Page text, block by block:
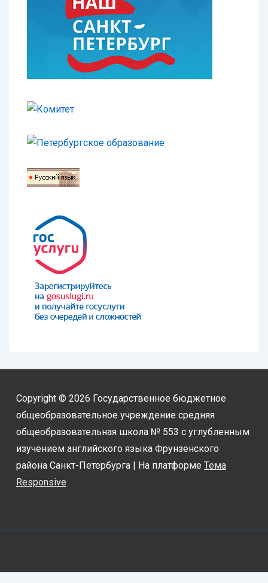
Copyright © 2026 Государственное бюджетное
общеобразовательное учреждение средняя
общеобразовательная школа № 553 с углубленным
изучением английского языка Фрунзенского
района Санкт-Петербурга | На платформе Тема
Responsive